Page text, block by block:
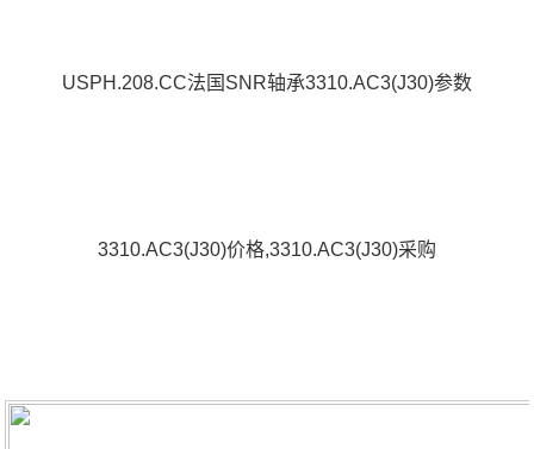
USPH.208.CC法国SNR轴承3310.AC3(J30)参数
3310.AC3(J30)价格,3310.AC3(J30)采购